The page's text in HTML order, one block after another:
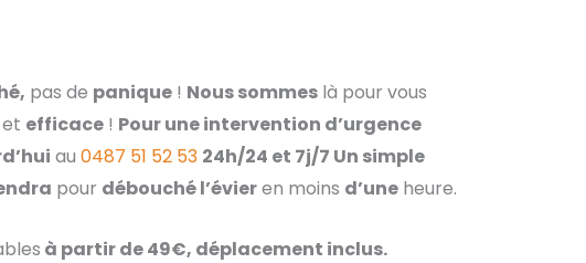
pas de panique! Nous sommeslà pour vous
efficace! Pour une intervention d’urgence
au 0487 51 52 53 24h/24 et 7j/7 Un simple
pour débouché l’évieren moins d’uneheure.
à partir de 49€, déplacement inclus.